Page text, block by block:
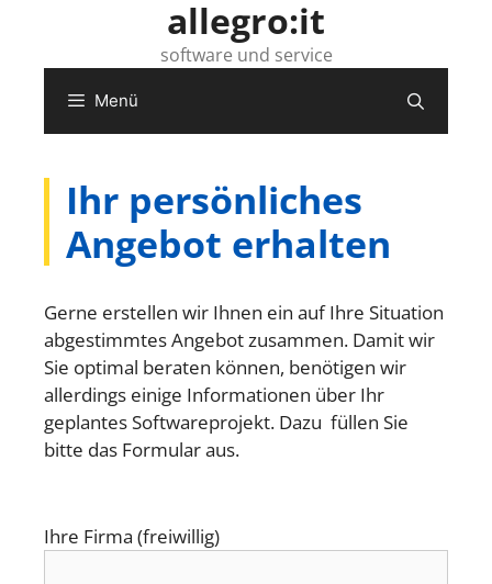
allegro:it
software und service
Menü
Ihr persönliches
Angebot erhalten
Gerne erstellen wir Ihnen ein auf Ihre Situation
abgestimmtes Angebot zusammen. Damit wir
Sie optimal beraten können, benötigen wir
allerdings einige Informationen über Ihr
geplantes Softwareprojekt. Dazu füllen Sie
bitte das Formular aus.
Ihre Firma (freiwillig)